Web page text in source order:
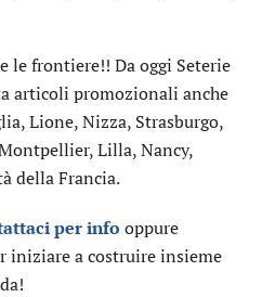
le frontiere!! Da oggi Seterie
articoli promozionali anche
Lione, Nizza, Strasburgo,
Lilla, Nancy,
della Francia.
per info oppure
iniziare a costruire insieme